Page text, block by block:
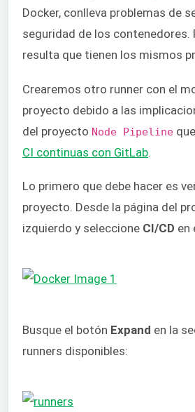
Docker, conlleva problemas de
seguridad de los contenedores.
resulta que tienen los mismos
Crearemos otro runner con el
proyecto debido a las
del proyecto Node Pipeline
CI continuas con GitLab
Lo primero que debe hacer es
proyecto. Desde la página del
izquierdo y seleccione CI/CD en
Busque el botón Expand en la
runners disponibles: